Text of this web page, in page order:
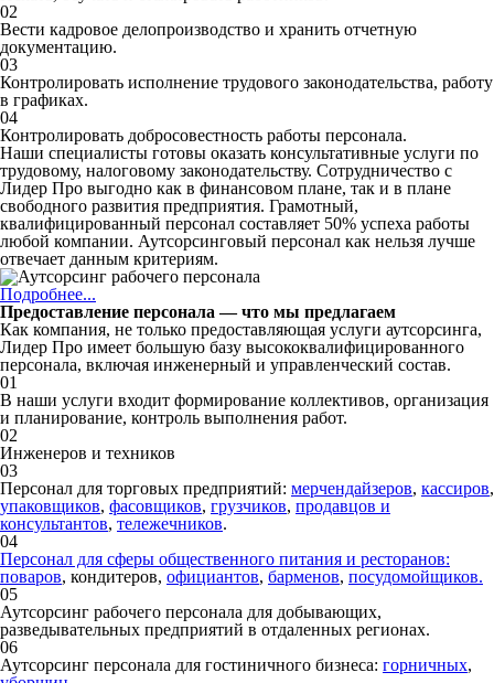
02
Вести кадровое делопроизводство и хранить отчетную
документацию.
03
Контролировать исполнение трудового законодательства, работу
в графиках.
04
Контролировать добросовестность работы персонала.
Наши специалисты готовы оказать консультативные услуги по
трудовому, налоговому законодательству. Сотрудничество с
Лидер Про выгодно как в финансовом плане, так и в плане
свободного развития предприятия. Грамотный,
квалифицированный персонал составляет 50% успеха работы
любой компании. Аутсорсинговый персонал как нельзя лучше
отвечает данным критериям.
Подробнее...
Предоставление персонала — что мы предлагаем
Как компания, не только предоставляющая услуги аутсорсинга,
Лидер Про имеет большую базу высококвалифицированного
персонала, включая инженерный и управленческий состав.
01
В наши услуги входит формирование коллективов, организация
и планирование, контроль выполнения работ.
02
Инженеров и техников
03
Персонал для торговых предприятий: мерчендайзеров, кассиров,
упаковщиков, фасовщиков, грузчиков, продавцов и
консультантов, тележечников.
04
Персонал для сферы общественного питания и ресторанов:
поваров, кондитеров, официантов, барменов, посудомойщиков.
05
Аутсорсинг рабочего персонала для добывающих,
разведывательных предприятий в отдаленных регионах.
06
Аутсорсинг персонала для гостиничного бизнеса: горничных,